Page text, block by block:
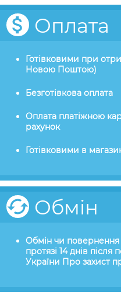
Оплата
Готівковими при
Новою Поштою)
Безготівкова оплата
Оплата платіжною
рахунок
Готівковими в
Обмін
Обмін чи повернення
протязі 14 днів після
України Про захист